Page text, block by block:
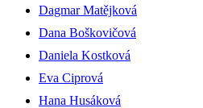
Dagmar Matějková
Dana Boškovičová
Daniela Kostková
Eva Ciprová
Hana Husáková